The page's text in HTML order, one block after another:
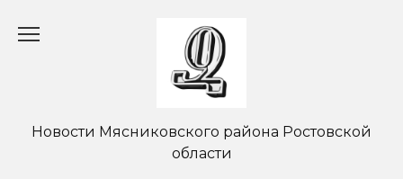
Новости Мясниковского района Ростовской
области